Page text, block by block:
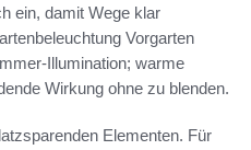
ein, damit Wege klar
Vorgarten
Illumination; warme
Wirkung ohne zu blenden.
Elementen. Für